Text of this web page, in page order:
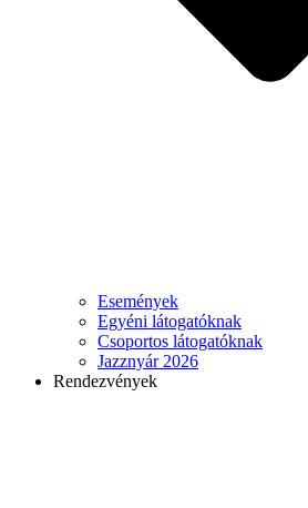
Események
Egyéni látogatóknak
Csoportos látogatóknak
Jazznyár 2026
Rendezvények